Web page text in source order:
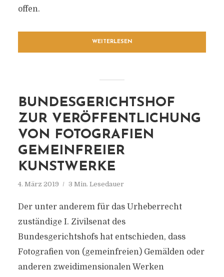
offen.
WEITERLESEN
BUNDESGERICHTSHOF
ZUR VERÖFFENTLICHUNG
VON FOTOGRAFIEN
GEMEINFREIER
KUNSTWERKE
4. März 2019 3 Min. Lesedauer
Der unter anderem für das Urheberrecht
zuständige I. Zivilsenat des
Bundesgerichtshofs hat entschieden, dass
Fotografien von (gemeinfreien) Gemälden oder
anderen zweidimensionalen Werken